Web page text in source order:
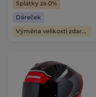
Splátky za 0%
Dáreček
Výměna velikosti zdarma